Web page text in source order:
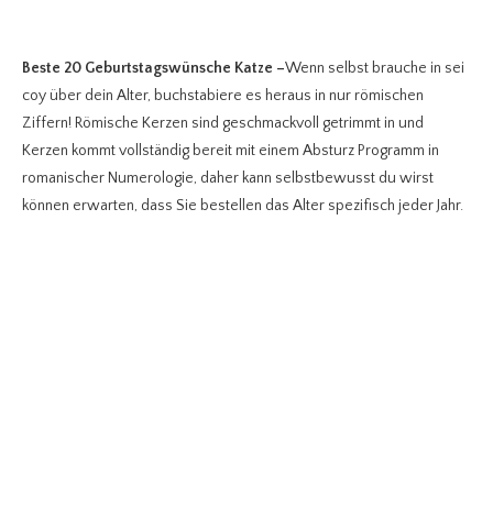
Beste 20 Geburtstagswünsche Katze –Wenn selbst brauche in sei
coy über dein Alter, buchstabiere es heraus in nur römischen
Ziffern! Römische Kerzen sind geschmackvoll getrimmt in und
Kerzen kommt vollständig bereit mit einem Absturz Programm in
romanischer Numerologie, daher kann selbstbewusst du wirst
können erwarten, dass Sie bestellen das Alter spezifisch jeder Jahr.